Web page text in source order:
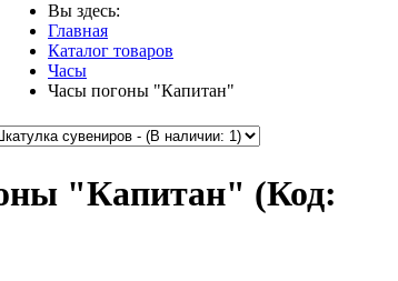
Вы здесь:
Главная
Каталог товаров
Часы
Часы погоны "Капитан"
"Капитан" (Код: